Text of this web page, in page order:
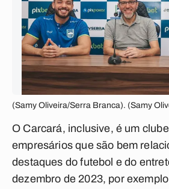
(Samy Oliveira/Serra Branca). (Samy
O Carcará, inclusive, é um
empresários que são bem
destaques do futebol e do
dezembro de 2023, por